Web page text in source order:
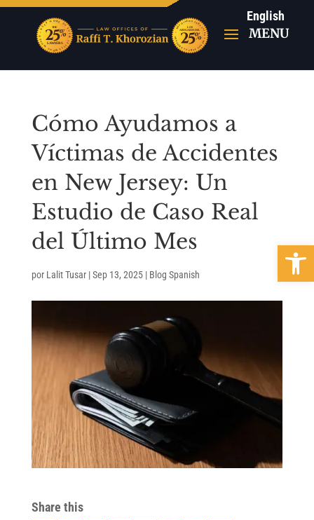
Abrir
English
Cómo Ayudamos a
Víctimas de Accidentes
en New Jersey: Un
Estudio de Caso Real
del Último Mes
por Lalit Tusar|Sep 13, 2025| Blog Spanish
Share this